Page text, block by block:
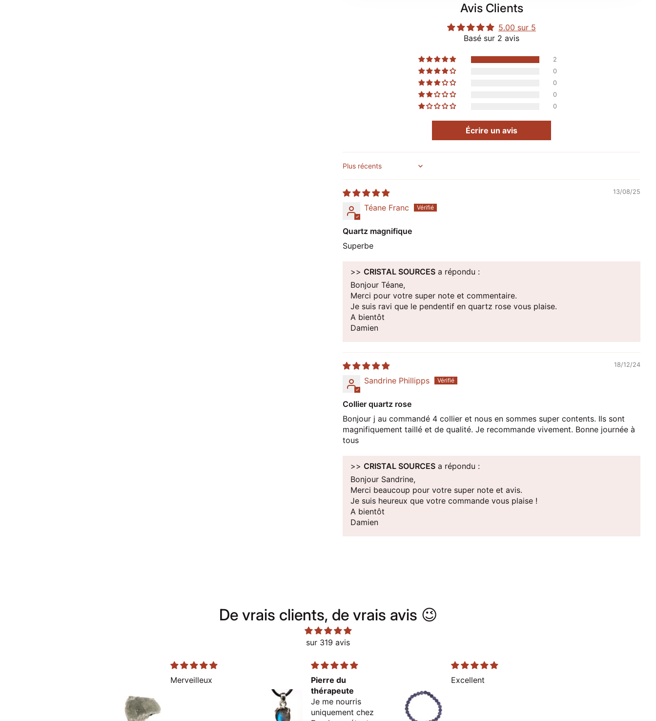
Avis Clients
5.00 sur 5
Basé sur 2 avis
2
0
0
0
0
Écrire un avis
Sort by
13/08/25
Téane Franc
Quartz magnifique
Superbe
>> CRISTAL SOURCES a répondu :
Bonjour Téane,
Merci pour votre super note et commentaire.
Je suis ravi que le pendentif en quartz rose vous plaise.
A bientôt
Damien
18/12/24
Sandrine Phillipps
Collier quartz rose
Bonjour j au commandé 4 collier et nous en sommes super contents. Ils sont
magnifiquement taillé et de qualité. Je recommande vivement. Bonne journée à
tous
>> CRISTAL SOURCES a répondu :
Bonjour Sandrine,
Merci beaucoup pour votre super note et avis.
Je suis heureux que votre commande vous plaise !
A bientôt
Damien
De vrais clients, de vrais avis 😉
sur 319 avis
Merveilleux
Pierre du
thérapeute
Je me nourris
uniquement chez
Excellent